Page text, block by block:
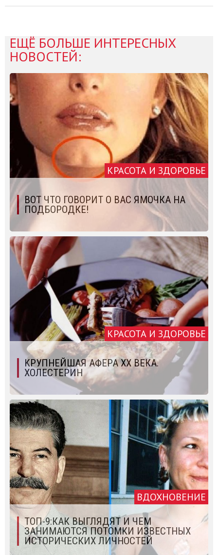
ЕЩЁ БОЛЬШЕ ИНТЕРЕСНЫХ
НОВОСТЕЙ:
КРАСОТА И ЗДОРОВЬЕ
ВОТ ЧТО ГОВОРИТ О ВАС ЯМОЧКА НА
ПОДБОРОДКЕ!
КРАСОТА И ЗДОРОВЬЕ
KРУПНЕЙШАЯ АФЕРА XX ВЕКА.
ХОЛЕСТЕРИН
ВДОХНОВЕНИЕ
ТОП-9:КАК ВЫГЛЯДЯТ И ЧЕМ
ЗАНИМАЮТСЯ ПОТОМКИ ИЗВЕСТНЫХ
ИСТОРИЧЕСКИХ ЛИЧНОСТЕЙ